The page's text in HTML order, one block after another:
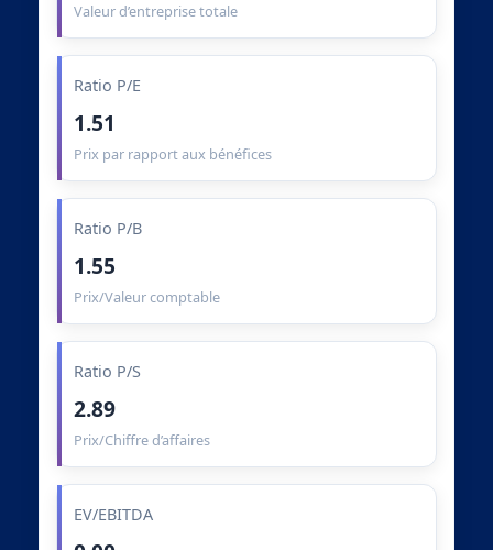
Valeur d’entreprise totale
Ratio P/E
1.51
Prix par rapport aux bénéfices
Ratio P/B
1.55
Prix/Valeur comptable
Ratio P/S
2.89
Prix/Chiffre d’affaires
EV/EBITDA